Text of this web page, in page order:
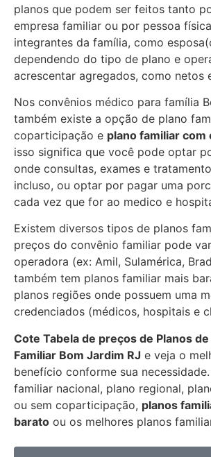
planos que podem ser feitos tanto
empresa familiar ou por pessoa
integrantes da família, como
dependendo do tipo de plano e
acrescentar agregados, como netos
Nos convênios médico para família
também existe a opção de plano
coparticipação e plano familiar com
isso significa que você pode optar
onde consultas, exames e
incluso, ou optar por pagar uma
cada vez que for ao medico e
Existem diversos tipos de planos
preços do convênio familiar pode
operadora (ex: Amil, Sulamérica,
também tem planos familiar mais
planos regiões onde possuem uma
credenciados (médicos, hospitais e
Cote Tabela de preços de Planos de
Familiar Bom Jardim RJ e veja o
benefício conforme sua
familiar nacional, plano regional,
ou sem coparticipação, planos
barato ou os melhores planos